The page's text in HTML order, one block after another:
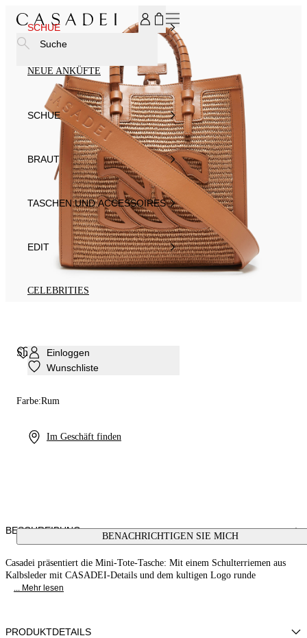
SCHUE
NEUE ANKÜFTE
SCHUE
BRAUT
TASCHEN UND ACCESSOIRES
EDIT
CELEBRITIES
Einloggen
Wunschliste
Im Geschäft finden
Suche
Shopper-Tasche Beaurivage
Farbe:Rum
BENACHRICHTIGEN SIE MICH
BESCHREIBUNG
Casadei präsentiert die Mini-Tote-Tasche: Mit einem Schulterriemen aus
Kalbsleder mit CASADEI-Details und dem kultigen Logo runde
... Mehr lesen
PRODUKTDETAILS